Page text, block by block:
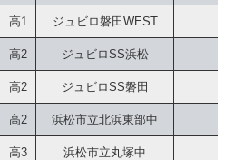
高1 ジュビロ磐田WEST
高2 ジュビロSS浜松
高2 ジュビロSS磐田
高2 浜松市立北浜東部中
高3 浜松市立丸塚中